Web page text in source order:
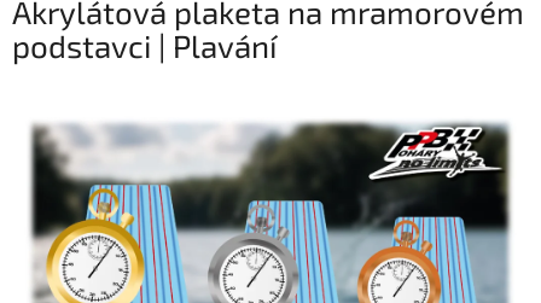
Akrylátová plaketa na mramorovém
podstavci | Plavání